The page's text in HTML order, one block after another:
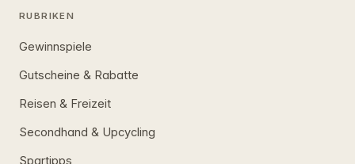
RUBRIKEN
Gewinnspiele
Gutscheine & Rabatte
Reisen & Freizeit
Secondhand & Upcycling
Spartipps